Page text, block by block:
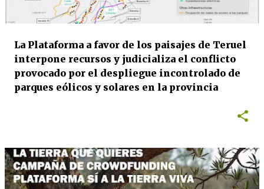
La Plataforma a favor de los paisajes de Teruel
interpone recursos y judicializa el conflicto
provocado por el despliegue incontrolado de
parques eólicos y solares en la provincia